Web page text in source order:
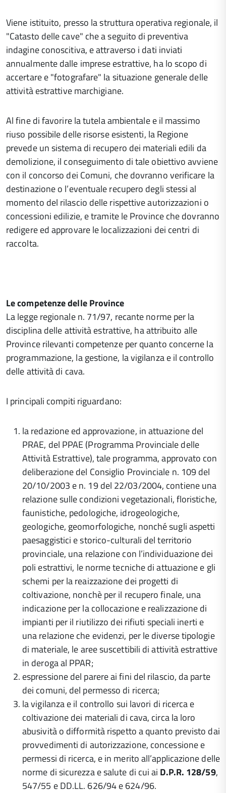
Viene istituito, presso la struttura operativa regionale, il
"Catasto delle cave" che a seguito di preventiva
indagine conoscitiva, e attraverso i dati inviati
annualmente dalle imprese estrattive, ha lo scopo di
accertare e "fotografare" la situazione generale delle
attività estrattive marchigiane.
Al fine di favorire la tutela ambientale e il massimo
riuso possibile delle risorse esistenti, la Regione
prevede un sistema di recupero dei materiali edili da
demolizione, il conseguimento di tale obiettivo avviene
con il concorso dei Comuni, che dovranno verificare la
destinazione o l’eventuale recupero degli stessi al
momento del rilascio delle rispettive autorizzazioni o
concessioni edilizie, e tramite le Province che dovranno
redigere ed approvare le localizzazioni dei centri di
raccolta.
Le competenze delle Province
La legge regionale n. 71/97, recante norme per la
disciplina delle attività estrattive, ha attribuito alle
Province rilevanti competenze per quanto concerne la
programmazione, la gestione, la vigilanza e il controllo
delle attività di cava.
I principali compiti riguardano:
la redazione ed approvazione, in attuazione del
PRAE, del PPAE (Programma Provinciale delle
Attività Estrattive), tale programma, approvato con
deliberazione del Consiglio Provinciale n. 109 del
20/10/2003 e n. 19 del 22/03/2004, contiene una
relazione sulle condizioni vegetazionali, floristiche,
faunistiche, pedologiche, idrogeologiche,
geologiche, geomorfologiche, nonché sugli aspetti
paesaggistici e storico-culturali del territorio
provinciale, una relazione con l’individuazione dei
poli estrattivi, le norme tecniche di attuazione e gli
schemi per la reaizzazione dei progetti di
coltivazione, nonchè per il recupero finale, una
indicazione per la collocazione e realizzazione di
impianti per il riutilizzo dei rifiuti speciali inerti e
una relazione che evidenzi, per le diverse tipologie
di materiale, le aree suscettibili di attività estrattive
in deroga al PPAR;
espressione del parere ai fini del rilascio, da parte
dei comuni, del permesso di ricerca;
la vigilanza e il controllo sui lavori di ricerca e
coltivazione dei materiali di cava, circa la loro
abusività o difformità rispetto a quanto previsto dai
provvedimenti di autorizzazione, concessione e
permessi di ricerca, e in merito all’applicazione delle
norme di sicurezza e salute di cui ai D.P.R. 128/59,
547/55 e DD.LL. 626/94 e 624/96.